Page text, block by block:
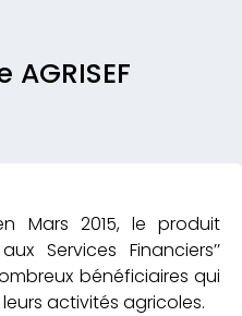
Mars 2015, le produit
Services Financiers’’
bénéficiaires qui
activités agricoles.